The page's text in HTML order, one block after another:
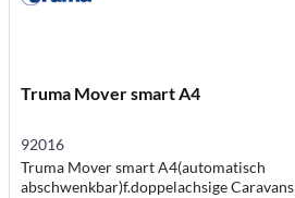
Truma Mover smart A4
92016
Truma Mover smart A4(automatisch
abschwenkbar)f.doppelachsige Caravans